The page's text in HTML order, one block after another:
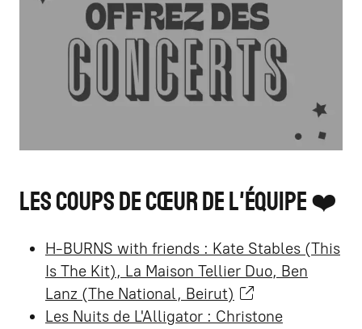
Les coups de cœur de l'équipe ❤️
H-BURNS with friends : Kate Stables (This
Is The Kit), La Maison Tellier Duo, Ben
Lanz (The National, Beirut)
Les Nuits de L'Alligator : Christone